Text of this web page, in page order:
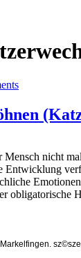
nicht
Entwicklung
obligatorische